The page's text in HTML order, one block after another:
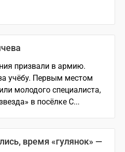
призвали в армию.
учёбу. Первым местом
молодого специалиста,
в посёлке С...
время «гулянок» —